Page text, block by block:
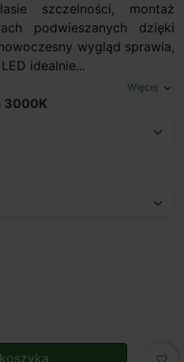
szczelności, montaż
podwieszanych dzięki
wygląd sprawia,
idealnie...
Więcej expand_more
3000K